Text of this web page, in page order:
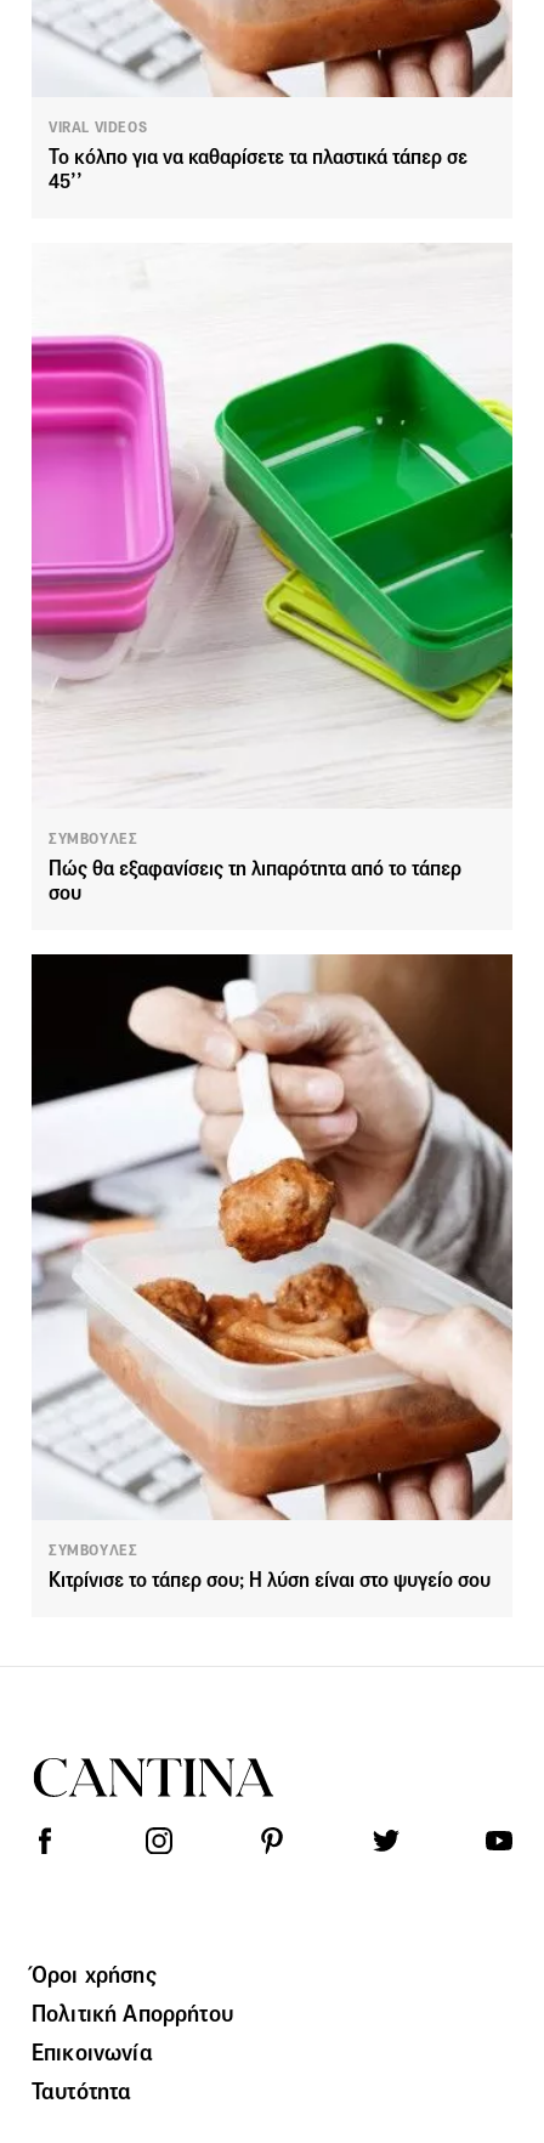
VIRAL VIDEOS
Το κόλπο για να καθαρίσετε τα πλαστικά τάπερ σε
45’’
ΣΥΜΒΟΥΛΕΣ
Πώς θα εξαφανίσεις τη λιπαρότητα από το τάπερ
σου
ΣΥΜΒΟΥΛΕΣ
Kιτρίνισε το τάπερ σου; Η λύση είναι στο ψυγείο σου
Όροι χρήσης
Πολιτική Απορρήτου
Επικοινωνία
Ταυτότητα